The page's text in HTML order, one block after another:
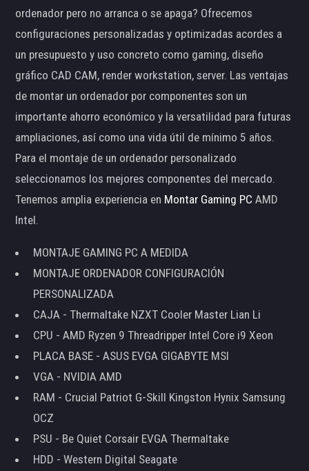
ordenador pero no arranca o se apaga? Ofrecemos
configuraciones personalizadas y optimizadas acordes a
un presupuesto y uso concreto como gaming, diseño
gráfico CAD CAM, render workstation, server. Las ventajas
de montar un ordenador por componentes son un
importante ahorro económico y la versatilidad para futuras
ampliaciones, así como una vida útil de mínimo 5 años.
Para el montaje de un ordenador personalizado
seleccionamos los mejores componentes del mercado.
Tenemos amplia experiencia en Montar Gaming PC AMD
Intel.
MONTAJE GAMING PC A MEDIDA
MONTAJE ORDENADOR CONFIGURACIÓN
PERSONALIZADA
CAJA - Thermaltake NZXT Cooler Master Lian Li
CPU - AMD Ryzen 9 Threadripper Intel Core i9 Xeon
PLACA BASE - ASUS EVGA GIGABYTE MSI
VGA - NVIDIA AMD
RAM - Crucial Patriot G-Skill Kingston Hynix Samsung
OCZ
PSU - Be Quiet Corsair EVGA Thermaltake
HDD - Western Digital Seagate